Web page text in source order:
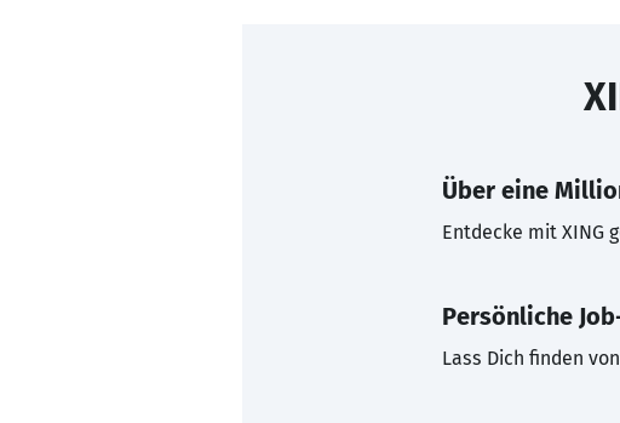
Über eine
Entdecke mit XING
Persönliche
Lass Dich finden